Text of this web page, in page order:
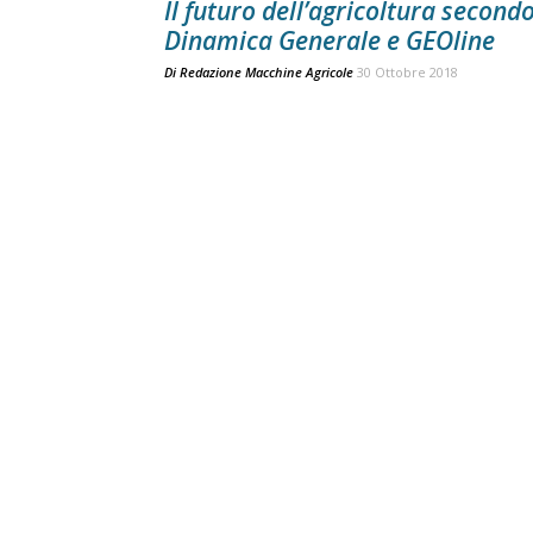
Il futuro dell’agricoltura
Dinamica Generale e GEOline
Di Redazione Macchine Agricole 30 Ottobre 2018